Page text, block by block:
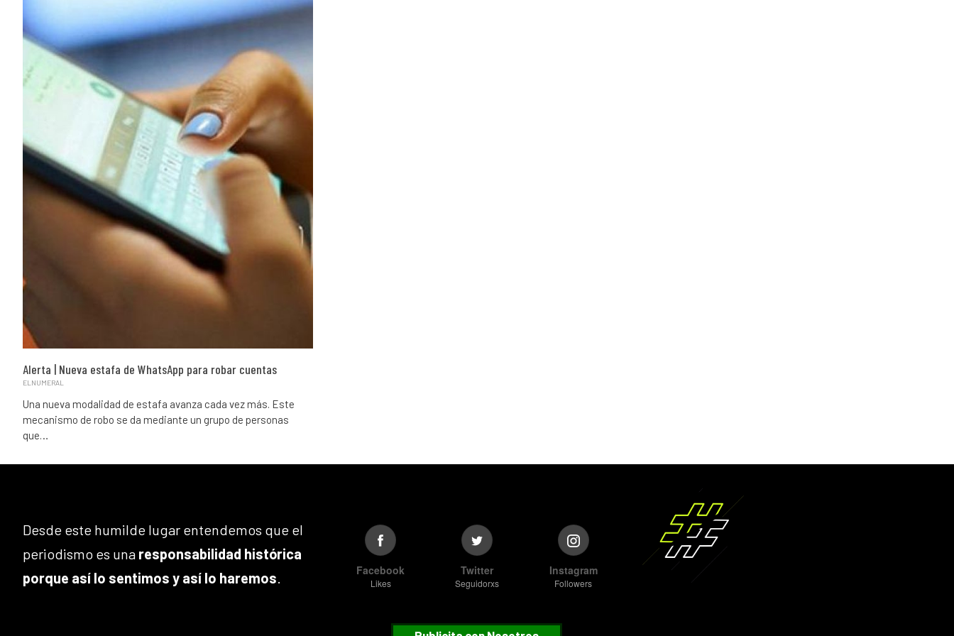
Alerta | Nueva estafa de WhatsApp para robar cuentas
ELNUMERAL
Una nueva modalidad de estafa avanza cada vez más. Este
mecanismo de robo se da mediante un grupo de personas
que…
Desde este humilde lugar entendemos que el
periodismo es una responsabilidad histórica
porque así lo sentimos y así lo haremos
Facebook
Likes
Twitter
Seguidorxs
Instagram
Followers